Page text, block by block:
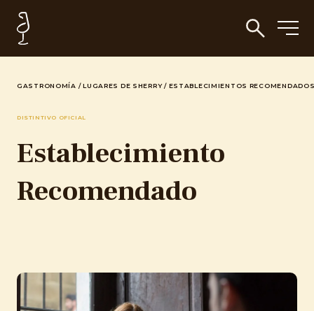
GASTRONOMÍA /LUGARES DE SHERRY/ ESTABLECIMIENTOS
DISTINTIVO OFICIAL
Establecimiento
Recomendado